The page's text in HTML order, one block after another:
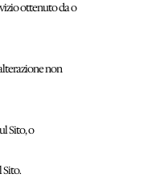
ottenuto da o
non
Sito, o
Sito.